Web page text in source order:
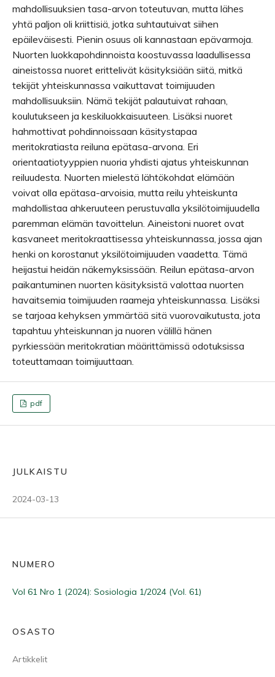
mahdollisuuksien tasa-arvon toteutuvan, mutta lähes
yhtä paljon oli kriittisiä, jotka suhtautuivat siihen
epäileväisesti. Pienin osuus oli kannastaan epävarmoja.
Nuorten luokkapohdinnoista koostuvassa laadullisessa
aineistossa nuoret erittelivät käsityksiään siitä, mitkä
tekijät yhteiskunnassa vaikuttavat toimijuuden
mahdollisuuksiin. Nämä tekijät palautuivat rahaan,
koulutukseen ja keskiluokkaisuuteen. Lisäksi nuoret
hahmottivat pohdinnoissaan käsitystapaa
meritokratiasta reiluna epätasa-arvona. Eri
orientaatiotyyppien nuoria yhdisti ajatus yhteiskunnan
reiluudesta. Nuorten mielestä lähtökohdat elämään
voivat olla epätasa-arvoisia, mutta reilu yhteiskunta
mahdollistaa ahkeruuteen perustuvalla yksilötoimijuudella
paremman elämän tavoittelun. Aineistoni nuoret ovat
kasvaneet meritokraattisessa yhteiskunnassa, jossa ajan
henki on korostanut yksilötoimijuuden vaadetta. Tämä
heijastui heidän näkemyksissään. Reilun epätasa-arvon
paikantuminen nuorten käsityksistä valottaa nuorten
havaitsemia toimijuuden raameja yhteiskunnassa. Lisäksi
se tarjoaa kehyksen ymmärtää sitä vuorovaikutusta, jota
tapahtuu yhteiskunnan ja nuoren välillä hänen
pyrkiessään meritokratian määrittämissä odotuksissa
toteuttamaan toimijuuttaan.
pdf
JULKAISTU
2024-03-13
NUMERO
Vol 61 Nro 1 (2024): Sosiologia 1/2024 (Vol. 61)
OSASTO
Artikkelit